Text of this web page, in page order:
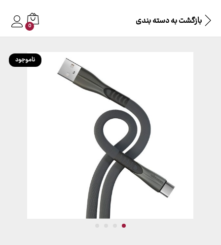
بازگشت بهدسته بندی 0
ناموجود